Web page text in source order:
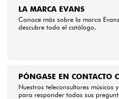
Cables & Acces.
HiFi
Ver nuestras
LA MARCA EVANS
Conoce más sobre la marca
descubre todo el catálogo.
PÓNGASE EN CONTACTO
Nuestros teleconsultores músicos
para responder todas sus